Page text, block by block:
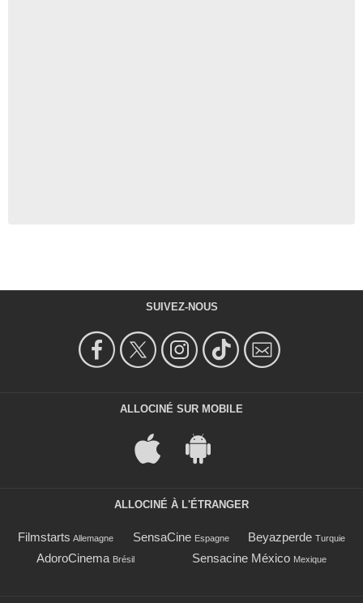
SUIVEZ-NOUS
ALLOCINÉ SUR MOBILE
ALLOCINÉ À L'ÉTRANGER
Filmstarts Allemagne SensaCine Espagne Beyazperde Turquie
AdoroCinema Brésil Sensacine México Mexique